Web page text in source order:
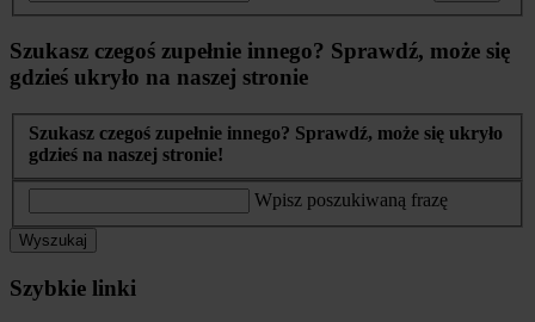
Szukasz czegoś zupełnie innego? Sprawdź, może się
gdzieś ukryło na naszej stronie
Szukasz czegoś zupełnie innego? Sprawdź, może się ukryło
gdzieś na naszej stronie!
Wpisz poszukiwaną frazę
Wyszukaj
Szybkie linki